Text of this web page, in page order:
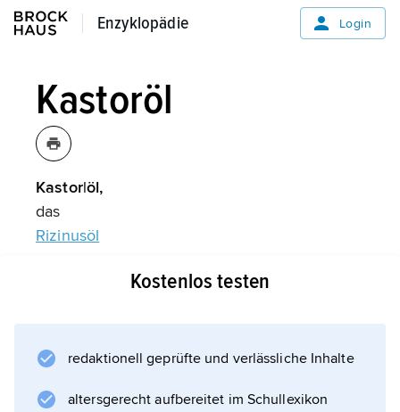
Enzyklopädie
Enzyklopädie Login
Kastoröl
Kastor|öl,
das
Rizinusöl
Informationen zum Artikel
Kostenlos testen
redaktionell geprüfte und verlässliche Inhalte
altersgerecht aufbereitet im Schullexikon